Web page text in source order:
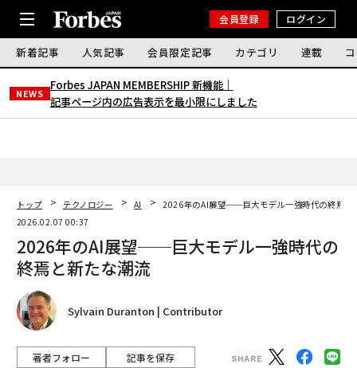
会員登録 ログイン
新着記事 人気記事 会員限定記事 カテゴリ 連載
NEWS
Forbes JAPAN MEMBERSHIP 新機能｜
記事ページ内の広告表示を最小限にしました
トップ テクノロジー AI
2026年のAI展望──巨大モデル一強時代の終焉と
2026.02.07 00:37
2026年のAI展望──巨大モデル一強時代の
終焉と新たな潮流
Sylvain Duranton | Contributor
著者フォロー 記事を保存